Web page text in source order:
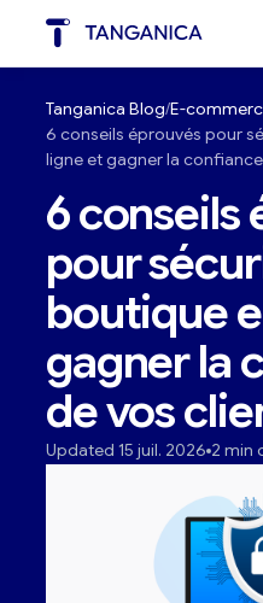
Tanganica Blog E-
6 conseils éprouvés pour
ligne et gagner la
6 conseils
pour
boutique
gagner la
de vos
Updated 15 juil. 2026 2 min